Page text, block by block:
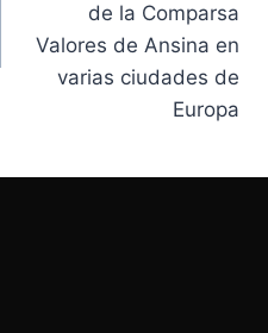
de la Comparsa
Valores de Ansina en
varias ciudades de
Europa